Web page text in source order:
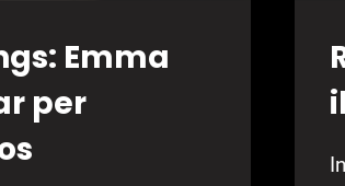
Emma
per